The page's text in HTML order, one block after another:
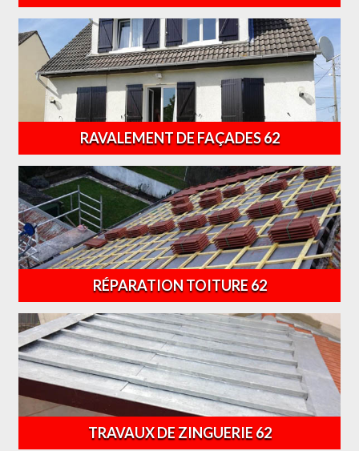
RAVALEMENT DE FAÇADES 62
RÉPARATION TOITURE 62
TRAVAUX DE ZINGUERIE 62